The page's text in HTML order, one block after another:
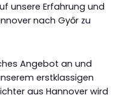
unsere Erfahrung und
nach Győr zu
Angebot an und
erstklassigen
aus Hannover wird